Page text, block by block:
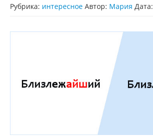
Контакты
Справка
Рубрика: интересное Автор: Мария Дата: